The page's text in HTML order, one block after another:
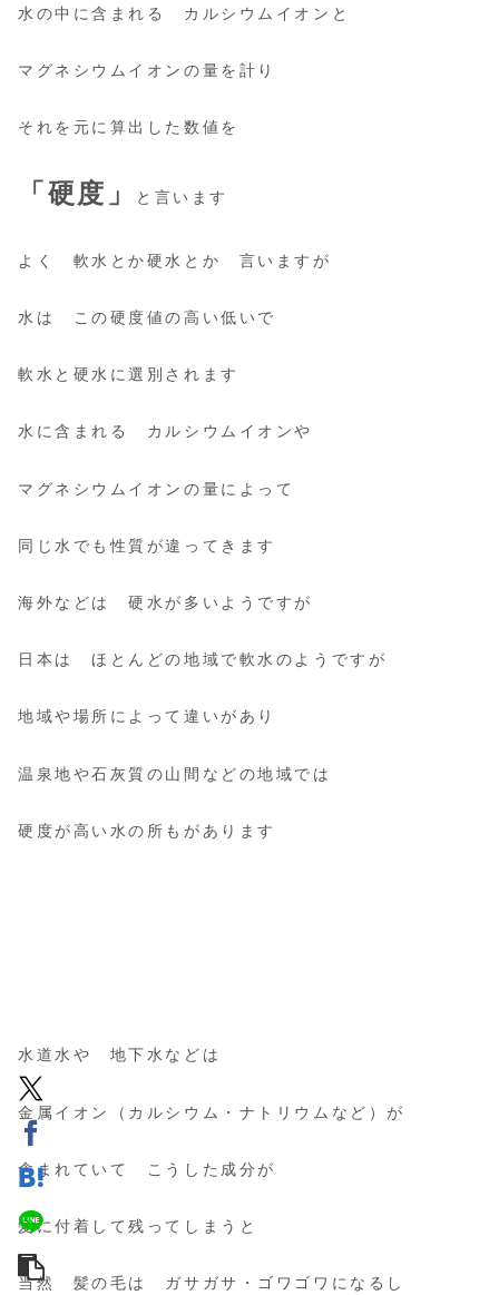
水の中に含まれる カルシウムイオンと
マグネシウムイオンの量を計り
それを元に算出した数値を
「硬度」 と言います
よく 軟水とか硬水とか 言いますが
水は この硬度値の高い低いで
軟水と硬水に選別されます
水に含まれる カルシウムイオンや
マグネシウムイオンの量によって
同じ水でも性質が違ってきます
海外などは 硬水が多いようですが
日本は ほとんどの地域で軟水のようですが
地域や場所によって違いがあり
温泉地や石灰質の山間などの地域では
硬度が高い水の所もがあります
水道水や 地下水などは
金属イオン（カルシウム・ナトリウムなど）が
含まれていて こうした成分が
髪に付着して残ってしまうと
当然 髪の毛は ガサガサ・ゴワゴワになるし